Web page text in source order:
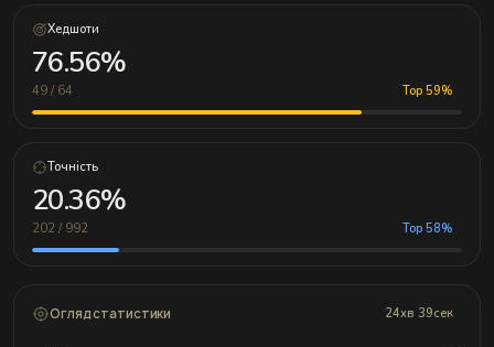
Хедшоти
76.56%
49 / 64 Top 59%
Точність
20.36%
202 / 992 Top 58%
Огляд статистики 24хв 39сек